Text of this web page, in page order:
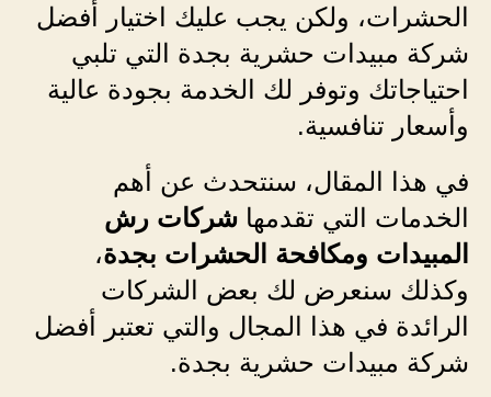
الحشرات، ولكن يجب عليك اختيار أفضل
شركة مبيدات حشرية بجدة التي تلبي
احتياجاتك وتوفر لك الخدمة بجودة عالية
وأسعار تنافسية.
في هذا المقال، سنتحدث عن أهم
الخدمات التي تقدمها شركات رش
المبيدات ومكافحة الحشرات بجدة،
وكذلك سنعرض لك بعض الشركات
الرائدة في هذا المجال والتي تعتبر أفضل
شركة مبيدات حشرية بجدة.